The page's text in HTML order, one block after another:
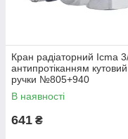
Кран радіаторний Icma
антипротіканням
ручки №805+940
В наявності
641 ₴